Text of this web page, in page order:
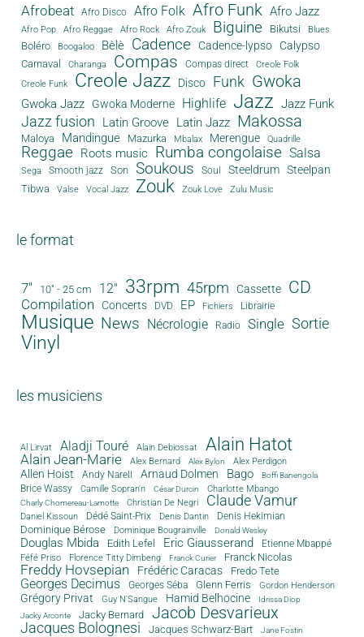
Afrobeat Afro Disco Afro Folk Afro Funk Afro Jazz
Afro Pop Afro Reggae Afro Rock Afro Zouk Biguine Bikutsi Blues
Boléro Boogaloo Bèlè Cadence Cadence-lypso Calypso
Carnaval Charanga Compas Compas direct
Creole Folk
Creole Funk
Creole Jazz Disco Funk Gwoka
Gwoka Jazz Gwoka Moderne Highlife Jazz Jazz Funk
Jazz fusion Latin Groove Latin Jazz Makossa
Maloya Mandingue Mazurka Mbalax Merengue Quadrille
Reggae Roots music Rumba congolaise Salsa
Sega Smooth jazz Son Soukous Soul Steeldrum Steelpan
Tibwa Valse Vocal Jazz Zouk Zouk Love Zulu Music
le format
7" 10" - 25 cm 12" 33rpm 45rpm Cassette CD
Compilation Concerts DVD EP Fichiers Librairie
Musique News Nécrologie Radio Single Sortie
Vinyl
les musiciens
Al Lirvat Aladji Touré Alain Debiossat Alain Hatot
Alain Jean-Marie Alex Bernard Alex Bylon Alex Perdigon
Allen Hoist Andy Narell Arnaud Dolmen Bago Boffi Banengola
Brice Wassy Camille Sopran'n César Durcin Charlotte Mbango
Charly Chomereau-Lamotte Christian De Negri Claude Vamur
Daniel Kissoun Dédé Saint-Prix Denis Dantin Denis Hekimian
Dominique Bérose Dominique Bougrainville Donald Wesley
Douglas Mbida Edith Lefel Eric Giausserand Etienne Mbappé
Féfé Priso Florence Titty Dimbeng Franck Curier Franck Nicolas
Freddy Hovsepian Frédéric Caracas Fredo Tete
Georges Decimus Georges Séba Glenn Ferris Gordon Henderson
Grégory Privat Guy N'Sangue Hamid Belhocine
Idrissa Diop
Jacky Arconte
Jacky Bernard Jacob Desvarieux
Jacques Bolognesi Jacques Schwarz-Bart Jane Fostin